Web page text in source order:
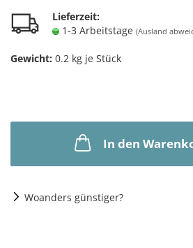
Lieferzeit:
1-3 Arbeitstage (Ausland
Gewicht: 0.2 kg je Stück
In den
Woanders günstiger?